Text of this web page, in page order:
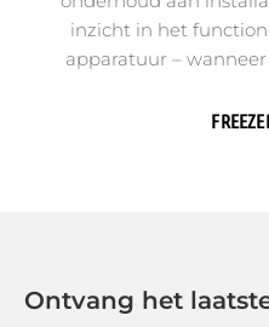
inzicht in het
apparatuur –
Ontvang het